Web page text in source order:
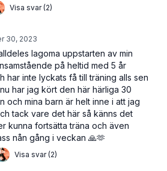
Visa svar (2)
30, 2023
lagoma uppstarten av min
på heltid med 5 år
har inte lyckats få till träning alls sen
har jag kört den här härliga 30
och mina barn är helt inne i att jag
tack vare det här så känns det
kunna fortsätta träna och även
nån gång i veckan 🙏🫶
Visa svar (2)